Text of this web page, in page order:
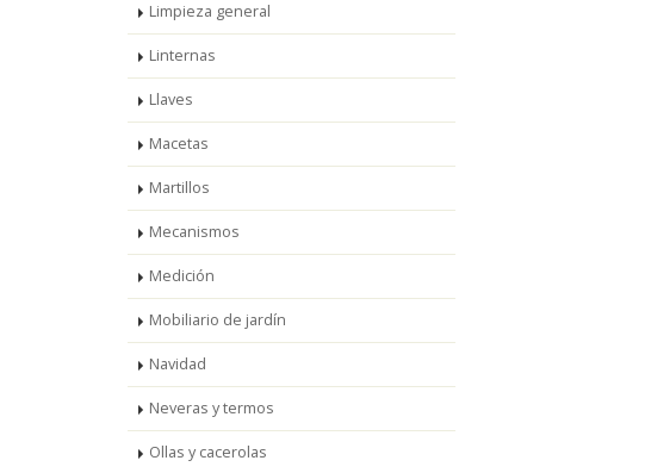
Limpieza general
Linternas
Llaves
Macetas
Martillos
Mecanismos
Medición
Mobiliario de jardín
Navidad
Neveras y termos
Ollas y cacerolas